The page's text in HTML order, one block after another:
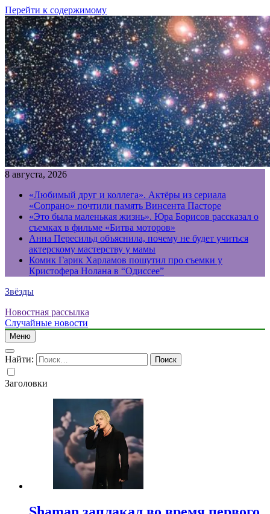
Перейти к содержимому
8 августа, 2026
«Любимый друг и коллега». Актёры из сериала
«Сопрано» почтили память Винсента Пасторе
«Это была маленькая жизнь». Юра Борисов рассказал о
съемках в фильме «Битва моторов»
Анна Пересильд объяснила, почему не будет учиться
актерскому мастерству у мамы
Комик Гарик Харламов пошутил про съемки у
Кристофера Нолана в “Одиссее”
Звёзды
Новостная рассылка
Случайные новости
Меню
Найти:
Заголовки